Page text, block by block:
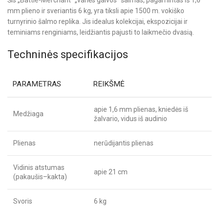
mm plieno ir sveriantis 6 kg, yra tiksli apie 1500 m. vokiško
turnyrinio šalmo replika. Jis idealus kolekcijai, ekspozicijai ir
teminiams renginiams, leidžiantis pajusti to laikmečio dvasią.
Techninės specifikacijos
PARAMETRAS REIKŠMĖ
Medžiaga
apie 1,6 mm plienas, kniedės iš
žalvario, vidus iš audinio
Plienas nerūdijantis plienas
Vidinis atstumas
(pakaušis–kakta)
apie 21 cm
Svoris 6 kg